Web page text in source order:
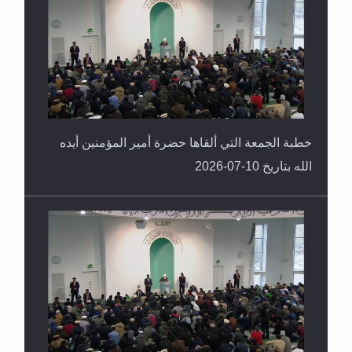
خطبة الجمعة التي ألقاها حضرة أمير المؤمنين أيده
الله بتاريخ 10-07-2026